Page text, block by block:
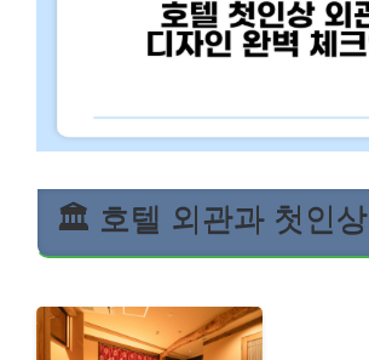
🏛️ 호텔 외관과 첫인상